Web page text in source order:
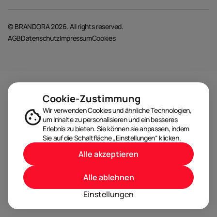
© BRANDORA 2026. All rights reserved.
AGBDatenschutzImpressumCookies
Cookie-Zustimmung
Wir verwenden Cookies und ähnliche Technologien,
um Inhalte zu personalisieren und ein besseres
Erlebnis zu bieten. Sie können sie anpassen, indem
Sie auf die Schaltfläche „Einstellungen“ klicken.
Einstellungen
Alle ablehnen
Alle akzeptieren